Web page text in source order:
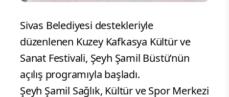
Sivas Belediyesi destekleriyle
düzenlenen Kuzey Kafkasya Kültür ve
Sanat Festivali, Şeyh Şamil Büstü’nün
açılış programıyla başladı.
Şeyh Şamil Sağlık, Kültür ve Spor Merkezi